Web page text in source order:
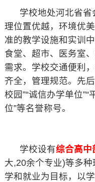
学校地处河北省省
理位置优越，环境优
准的教学设施和实训
食堂、超市、医务室
需求。学校交通便利
齐全，管理规范。先
校园”“诚信办学单位
位”等名誉称号。
学校设有综合高中
大,20余个专业)等多
学和就业为目标，以